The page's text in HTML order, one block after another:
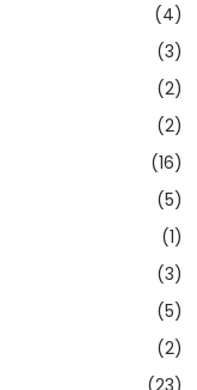
(4)
(3)
(2)
(2)
(16)
(5)
(1)
(3)
(5)
(2)
(23)